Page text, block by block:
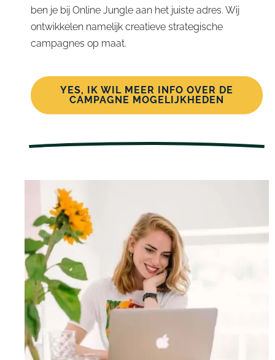
ben je bij Online Jungle aan het juiste adres. Wij
ontwikkelen namelijk creatieve strategische
campagnes op maat.
YES, IK WIL MEER INFO OVER DE
CAMPAGNE MOGELIJKHEDEN